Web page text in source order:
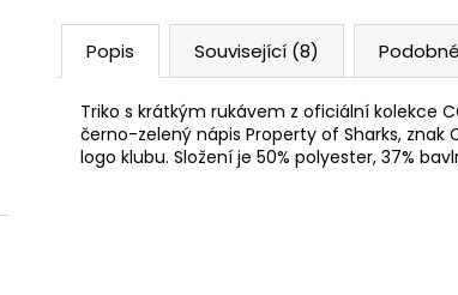
Popis Související (8)
Triko s krátkým rukávem z oficiální kolekce
černo-zelený nápis Property of Sharks, znak
logo klubu. Složení je 50% polyester, 37%